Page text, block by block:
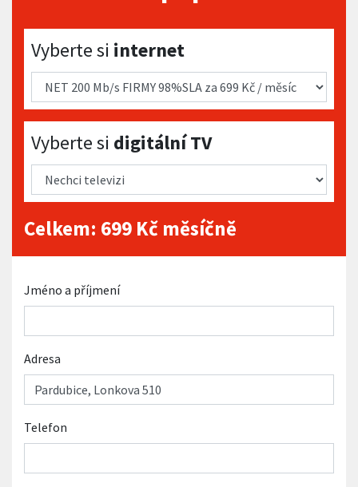
Vyberte si internet
Vyberte si internet
Vyberte si digitální TV
Vyberte si digitální TV
Celkem: 699 Kč měsíčně
Jméno a příjmení
Adresa
Telefon